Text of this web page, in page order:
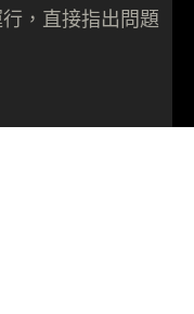
，直接指出問題